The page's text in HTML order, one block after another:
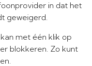
in dat het
geweigerd.
met één klik op
blokkeren. Zo kunt